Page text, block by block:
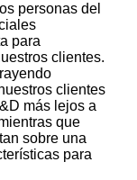
personas del
para
clientes.
clientes
más lejos a
que
sobre una
para